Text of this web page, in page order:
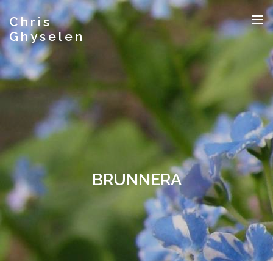
Chris
Ghyselen
BRUNNERA